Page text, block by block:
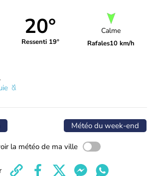
20°
Ressenti 19°
Calme
Rafales10 km/h
Météo du week-end
la météo de ma ville